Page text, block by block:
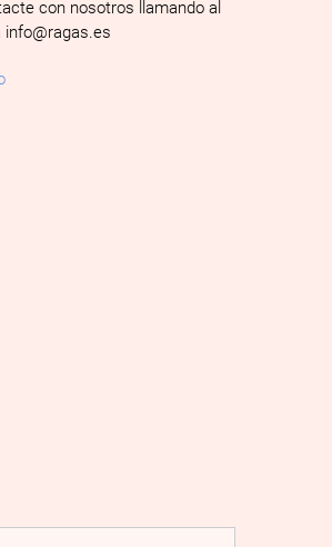
con nosotros llamando al